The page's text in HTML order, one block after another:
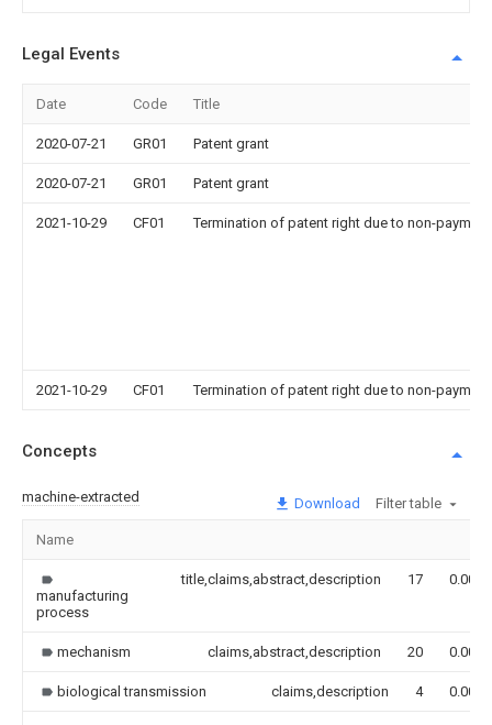
Legal Events
Date Code Title
2020-07-21 GR01 Patent grant
2020-07-21 GR01 Patent grant
2021-10-29 CF01 Termination of patent right due to non-
2021-10-29 CF01 Termination of patent right due to non-
Concepts
machine-extracted Download Filter table
Name
manufacturing
process
title,claims,abstract,description 17 0.000
mechanism claims,abstract,description 20 0.000
biological transmission claims,description 4 0.000